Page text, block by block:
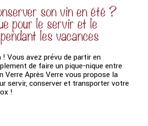
son vin en été ?
pour le servir et le
les vacances
Vous avez prévu de partir en
de faire un pique-nique entre
Verre Après Verre vous propose la
servir, conserver et transporter votre
!